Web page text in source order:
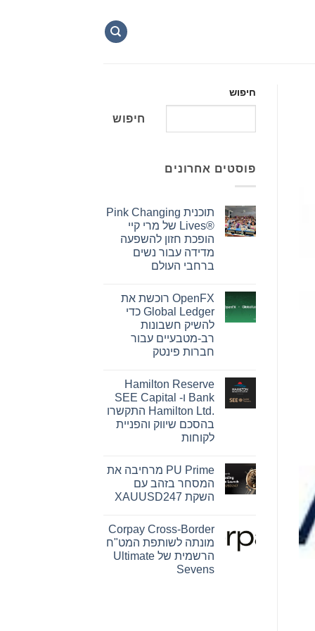
חיפוש
חיפוש
פוסטים אחרונים
תוכנית Pink Changing
Lives®‎ של מרי קיי
הופכת חזון להשפעה
מדידה עבור נשים
ברחבי העולם
על
תוכנית
Pink
Changing
Lives®‎
של
מרי
חזון
להשפעה
מדידה
עבור
נשים
ברחבי
העולם
OpenFX רוכשת את
Global Ledger כדי
להשיק חשבונות
רב-מטבעיים עבור
חברות פינטק
על
OpenFX
רוכשת
את
Global
Ledger
כדי
רב-מטבעיים
עבור
חברות
פינטק
Hamilton Reserve
Bank ו- SEE Capital
Hamilton Ltd.‎ התקשרו
בהסכם שיווק והפניית
לקוחות
על
Hamilton
Reserve
Bank
Capital
Hamilton
Ltd.‎
התקשרו
בהסכם
שיווק
PU Prime מרחיבה את
המסחר בזהב עם
השקת XAUUSD247
על
PU
Prime
מרחיבה
את
המסחר
Corpay Cross-Border
מונתה לשותפת המט"ח
הרשמית של Ultimate
Sevens